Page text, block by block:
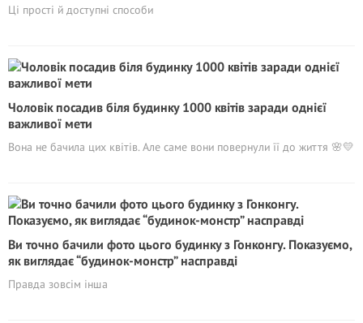
Ці прості й доступні способи
Чоловік посадив біля будинку 1000 квітів заради однієї
важливої мети
Вона не бачила цих квітів. Але саме вони повернули її до життя 🌸💛
Ви точно бачили фото цього будинку з Гонконгу. Показуємо,
як виглядає “будинок-мoнcтp” насправді
Правда зовсім інша